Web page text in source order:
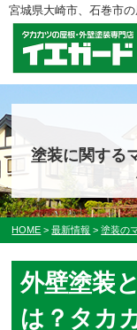
宮城県大崎市、石巻市
塗装に関する
HOME >最新情報 >塗装の
外壁塗装
は？タカ